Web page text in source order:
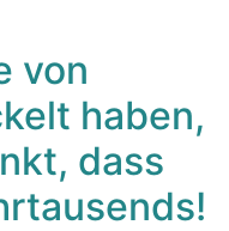
von
haben,
dass